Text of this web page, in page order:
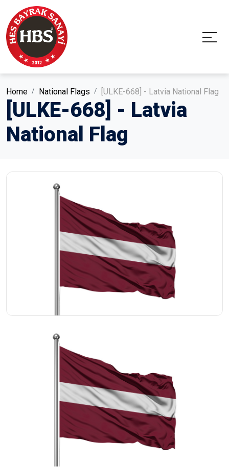
Home National Flags [ULKE-668] - Latvia National Flag
[ULKE-668] - Latvia
National Flag